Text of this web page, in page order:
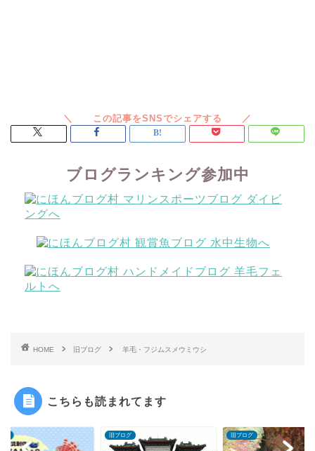
ブログランキング参加中
HOME 旧ブログ 羊毛・フジムスメウミウシ
こちらも読まれてます
旧ブログ 旧ブログ